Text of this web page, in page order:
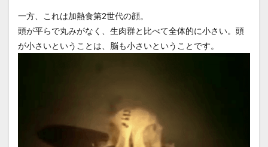
一方、これは加熱食第2世代の顔。
頭が平らで丸みがなく、生肉群と比べて全体的に小さい。頭
が小さいということは、脳も小さいということです。